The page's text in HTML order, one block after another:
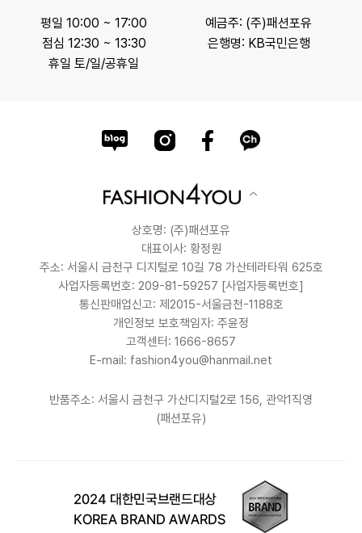
평일 10:00 ~ 17:00
점심 12:30 ~ 13:30
휴일 토/일/공휴일
예금주: (주)패션포유
은행명: KB국민은행
상호명: (주)패션포유
대표이사: 황정원
주소: 서울시 금천구 디지털로 10길 78 가산테라타워 625호
사업자등록번호: 209-81-59257 [사업자등록번호]
통신판매업신고: 제2015-서울금천-1188호
개인정보 보호책임자: 주윤정
고객센터: 1666-8657
E-mail: fashion4you@hanmail.net
반품주소: 서울시 금천구 가산디지털2로 156, 관악1직영
(패션포유)